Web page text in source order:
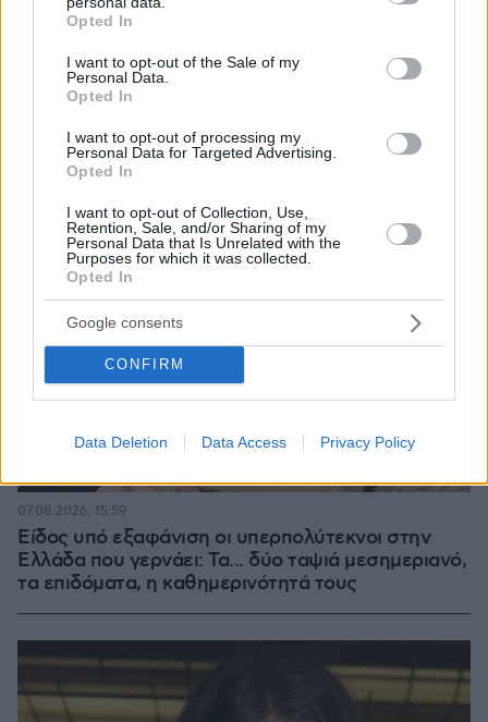
grant or deny consent to Google and its third-party tags to
use your data for below specified purposes in below Google
consent section.
Opted In
I want to opt-out of the Sale of my
Personal Data.
Opted In
I want to opt-out of processing my
Personal Data for Targeted Advertising.
Opted In
I want to opt-out of Collection, Use,
Retention, Sale, and/or Sharing of my
Personal Data that Is Unrelated with the
Purposes for which it was collected.
Opted In
Google consents
CONFIRM
Data Deletion Data Access Privacy Policy
Είδος υπό εξαφάνιση οι υπερπολύτεκνοι στην
Ελλάδα που γερνάει: Τα... δύο ταψιά μεσημεριανό,
τα επιδόματα, η καθημερινότητά τους
07.08.2026, 15:59